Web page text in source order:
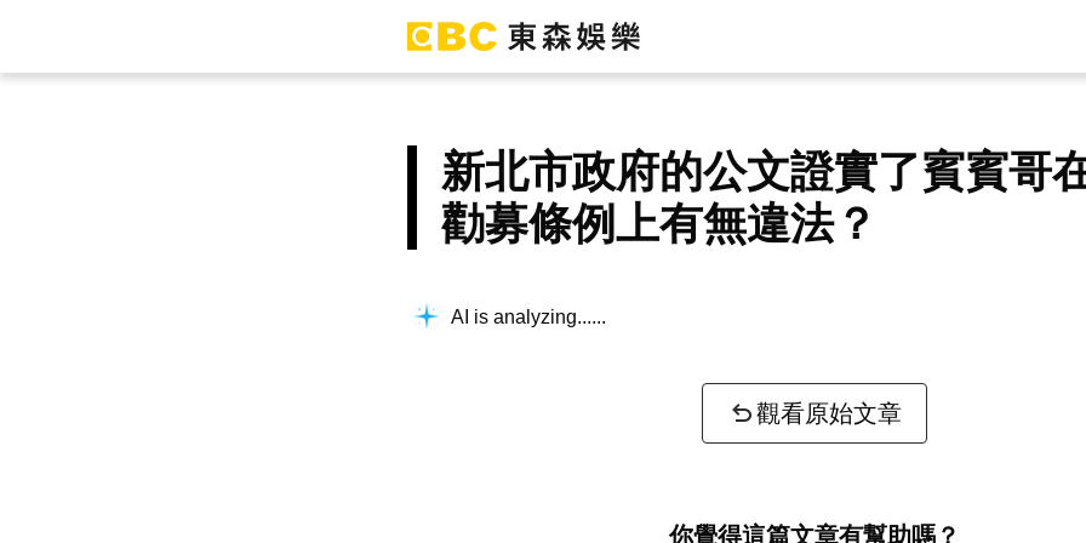
新北市政府的公文證實了賓賓哥
勸募條例上有無違法？
AI is analyzing...
觀看原始文章
你覺得這篇文章有幫助嗎？